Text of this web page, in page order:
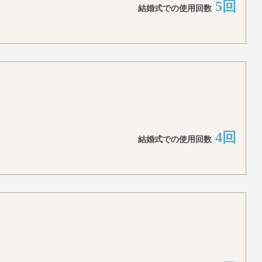
結婚式での使用回数 5回
結婚式での使用回数 4回